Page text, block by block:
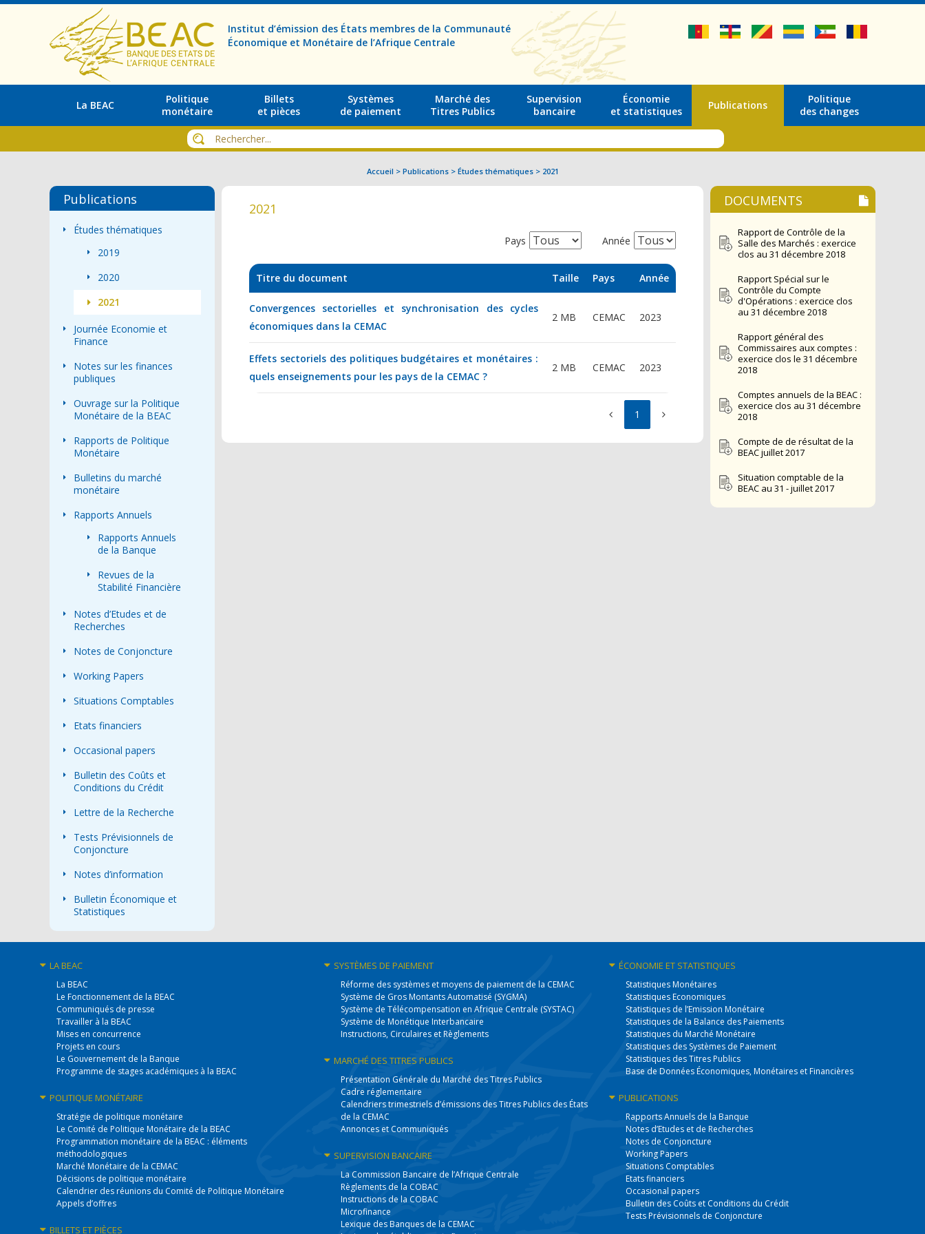
Institut d’émission des États membres de la Communauté
Économique et Monétaire de l’Afrique Centrale
La BEAC
Politique
monétaire
Billets
et pièces
Systèmes
de paiement
Marché des
Titres Publics
Supervision
bancaire
Économie
et statistiques
Publications
Politique
des changes
Accueil > Publications> Études thématiques> 2021
Publications
Études thématiques
2019
2020
2021
Journée Economie et
Finance
Notes sur les finances
publiques
Ouvrage sur la Politique
Monétaire de la BEAC
Rapports de Politique
Monétaire
Bulletins du marché
monétaire
Rapports Annuels
Rapports Annuels
de la Banque
Revues de la
Stabilité Financière
Notes d’Etudes et de
Recherches
Notes de Conjoncture
Working Papers
Situations Comptables
Etats financiers
Occasional papers
Bulletin des Coûts et
Conditions du Crédit
Lettre de la Recherche
Tests Prévisionnels de
Conjoncture
Notes d’information
Bulletin Économique et
Statistiques
2021
Pays Année
Titre du document Taille Pays Année
Convergences sectorielles et synchronisation des cycles
économiques dans la CEMAC
2 MB CEMAC 2023
Effets sectoriels des politiques budgétaires et monétaires :
quels enseignements pour les pays de la CEMAC ?
2 MB CEMAC 2023
1
DOCUMENTS
Rapport de Contrôle de la
Salle des Marchés : exercice
clos au 31 décembre 2018
Rapport Spécial sur le
Contrôle du Compte
d'Opérations : exercice clos
au 31 décembre 2018
Rapport général des
Commissaires aux comptes :
exercice clos le 31 décembre
2018
Comptes annuels de la BEAC :
exercice clos au 31 décembre
2018
Compte de de résultat de la
BEAC juillet 2017
Situation comptable de la
BEAC au 31 - juillet 2017
LA BEAC
La BEAC
Le Fonctionnement de la BEAC
Communiqués de presse
Travailler à la BEAC
Mises en concurrence
Projets en cours
Le Gouvernement de la Banque
Programme de stages académiques à la BEAC
POLITIQUE MONÉTAIRE
Stratégie de politique monétaire
Le Comité de Politique Monétaire de la BEAC
Programmation monétaire de la BEAC : éléments
méthodologiques
Marché Monétaire de la CEMAC
Décisions de politique monétaire
Calendrier des réunions du Comité de Politique Monétaire
Appels d’offres
BILLETS ET PIÈCES
SYSTÈMESDE PAIEMENT
Réforme des systèmes et moyens de paiement de la CEMAC
Système de Gros Montants Automatisé (SYGMA)
Système de Télécompensation en Afrique Centrale (SYSTAC)
Système de Monétique Interbancaire
Instructions, Circulaires et Règlements
MARCHÉ DESTITRES PUBLICS
Présentation Générale du Marché des Titres Publics
Cadre réglementaire
Calendriers trimestriels d’émissions des Titres Publics des États
de la CEMAC
Annonces et Communiqués
SUPERVISIONBANCAIRE
La Commission Bancaire de l’Afrique Centrale
Règlements de la COBAC
Instructions de la COBAC
Microfinance
Lexique des Banques de la CEMAC
ÉCONOMIE ET STATISTIQUES
Statistiques Monétaires
Statistiques Economiques
Statistiques de l’Emission Monétaire
Statistiques de la Balance des Paiements
Statistiques du Marché Monétaire
Statistiques des Systèmes de Paiement
Statistiques des Titres Publics
Base de Données Économiques, Monétaires et Financières
PUBLICATIONS
Rapports Annuels de la Banque
Notes d’Etudes et de Recherches
Notes de Conjoncture
Working Papers
Situations Comptables
Etats financiers
Occasional papers
Bulletin des Coûts et Conditions du Crédit
Tests Prévisionnels de Conjoncture